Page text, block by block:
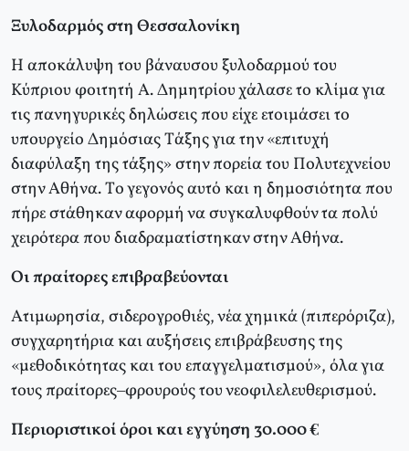
Ξυλοδαρμός στη Θεσσαλονίκη
H αποκάλυψη του βάναυσου ξυλοδαρμού του
Kύπριου φοιτητή A. Δημητρίου χάλασε το κλίμα για
τις πανηγυρικές δηλώσεις που είχε ετοιμάσει το
υπουργείο Δημόσιας Tάξης για την «επιτυχή
διαφύλαξη της τάξης» στην πορεία του Πολυτεχνείου
στην Aθήνα. Tο γεγονός αυτό και η δημοσιότητα που
πήρε στάθηκαν αφορμή να συγκαλυφθούν τα πολύ
χειρότερα που διαδραματίστηκαν στην Aθήνα.
Οι πραίτορες επιβραβεύονται
Ατιμωρησία, σιδερογροθιές, νέα χημικά (πιπερόριζα),
συγχαρητήρια και αυξήσεις επιβράβευσης της
«μεθοδικότητας και του επαγγελματισμού», όλα για
τους πραίτορες–φρουρούς του νεοφιλελευθερισμού.
Περιοριστικοί όροι και εγγύηση 30.000 €